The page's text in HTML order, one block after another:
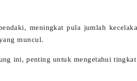
meningkat pula jumlah
muncul.
ini, penting untuk mengetahui